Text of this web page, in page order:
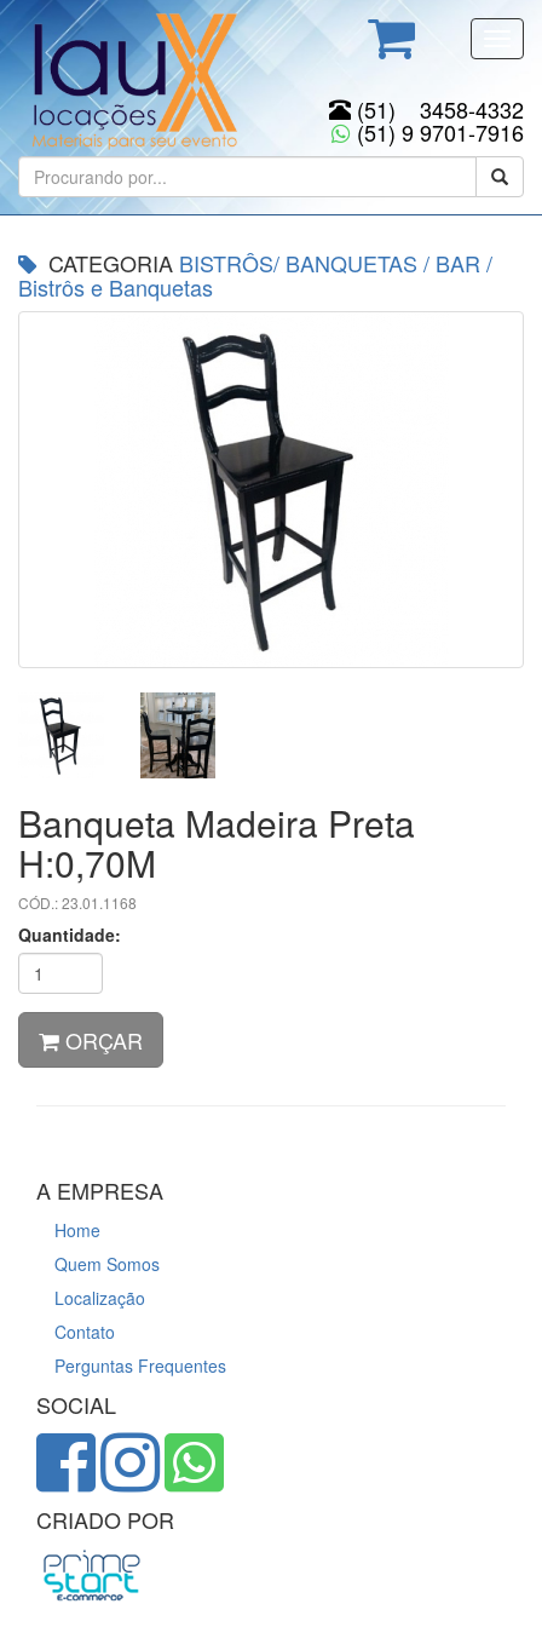
(51) 3458-4332
(51) 9 9701-7916
CATEGORIA BISTRÔS/ BANQUETAS / BAR /
Bistrôs e Banquetas
Banqueta Madeira Preta
H:0,70M
CÓD.: 23.01.1168
Quantidade:
ORÇAR
A EMPRESA
Home
Quem Somos
Localização
Contato
Perguntas Frequentes
SOCIAL
CRIADO POR